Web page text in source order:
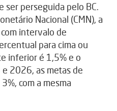
ser perseguida pelo BC.
Nacional (CMN), a
intervalo de
para cima ou
inferior é 1,5% e o
2026, as metas de
com a mesma